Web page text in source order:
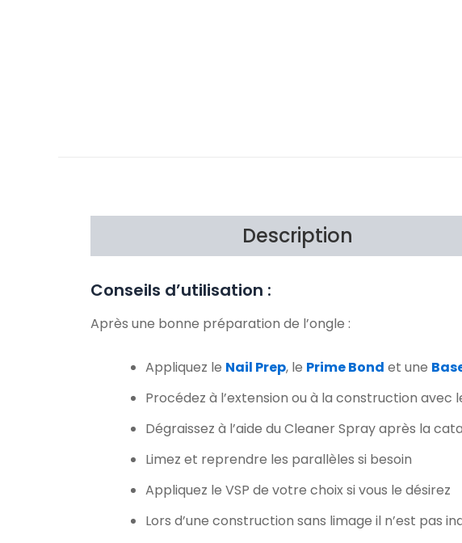
Description
Conseils d’utilisation :
Après une bonne préparation de l’ongle :
Appliquez le Nail Prep, le Prime Bond et une
Procédez à l’extension ou à la construction avec
Dégraissez à l’aide du Cleaner Spray après la
Limez et reprendre les parallèles si besoin
Appliquez le VSP de votre choix si vous le désirez
Lors d’une construction sans limage il n’est pas